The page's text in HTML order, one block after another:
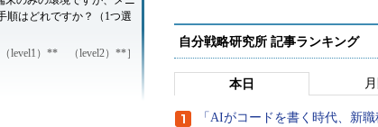
順はどれですか？（1つ選
level1）** （level2）**］
自分戦略研究所 記事ランキング
本日
「AIがコードを書く時代、新